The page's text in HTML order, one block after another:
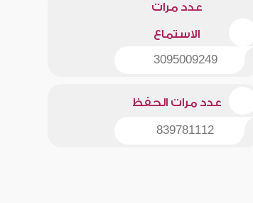
عدد مرات
الاستماع
3095009249
عدد مرات الحفظ
839781112